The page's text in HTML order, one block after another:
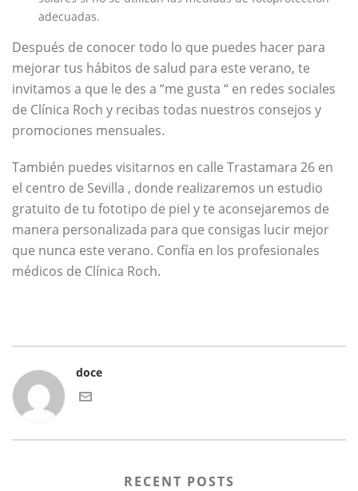
adecuadas.
Después de conocer todo lo que puedes hacer para
mejorar tus hábitos de salud para este verano, te
invitamos a que le des a “me gusta “ en redes sociales
de Clínica Roch y recibas todas nuestros consejos y
promociones mensuales.
También puedes visitarnos en calle Trastamara 26 en
el centro de Sevilla , donde realizaremos un estudio
gratuito de tu fototipo de piel y te aconsejaremos de
manera personalizada para que consigas lucir mejor
que nunca este verano. Confía en los profesionales
médicos de Clínica Roch.
doce
RECENT POSTS